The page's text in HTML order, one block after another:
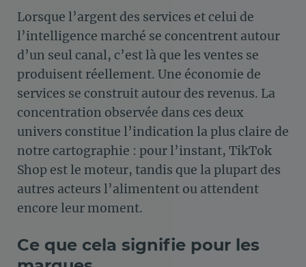
Lorsque l’argent des services et celui de
l’intelligence marché se concentrent autour
d’un seul canal, c’est là que les ventes se
produisent réellement. Une économie de
services se construit autour des revenus. La
concentration observée dans ces deux
univers constitue l’indication la plus claire de
notre cartographie : pour l’instant, TikTok
Shop est le moteur, tandis que la plupart des
autres acteurs l’alimentent ou attendent
encore leur moment.
Ce que cela signifie pour les